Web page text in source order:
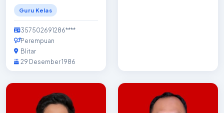
Guru Kelas
357502691286****
Perempuan
Blitar
29 Desember 1986